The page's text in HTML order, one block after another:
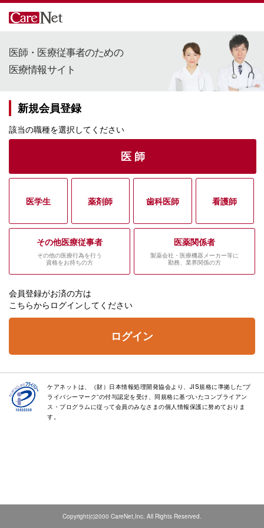
医師・医療従事者のための
医療情報サイト
新規会員登録
該当の職種を選択してください
医 師
医学生 薬剤師 歯科医師 看護師
その他医療従事者
その他の医療行為を行う
資格をお持ちの方
医薬関係者
製薬会社・医療機器メーカー等に
勤務、業界関係の方
会員登録がお済の方は
こちらからログインしてください
ログイン
ケアネットは、（財）日本情報処理開発協会より、JIS規格に準拠した“プ
ライバシーマーク”の付与認定を受け、同規格に基づいたコンプライアン
ス・プログラムに従って会員のみなさまの個人情報保護に努めておりま
す。
Copyright(c)2000 CareNet,Inc. All Rights Reserved.